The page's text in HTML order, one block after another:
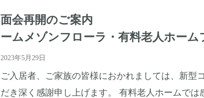
面会再開のご案
ームメゾンフローラ・有料老人ホーム
2023年5月29日
ご入居者、ご家族の皆様におかれましては、新型
だき深く感謝申し上げます。 有料老人ホームで